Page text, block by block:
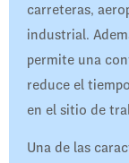
carreteras,
industrial.
permite una
reduce el
en el sitio de
Una de las